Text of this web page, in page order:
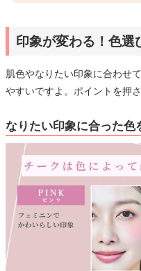
印象が変わる！色選
肌色やなりたい印象に合わせ
やすいですよ。ポイントを押
なりたい印象に合った色